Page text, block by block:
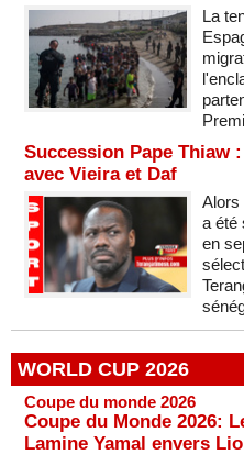
La
Succession Pape Thiaw
avec Vieira et Daf
Alors
a été
en
WORLD CUP 2026
Coupe du monde 2026
Coupe du Monde 2026:
Lamine Yamal envers